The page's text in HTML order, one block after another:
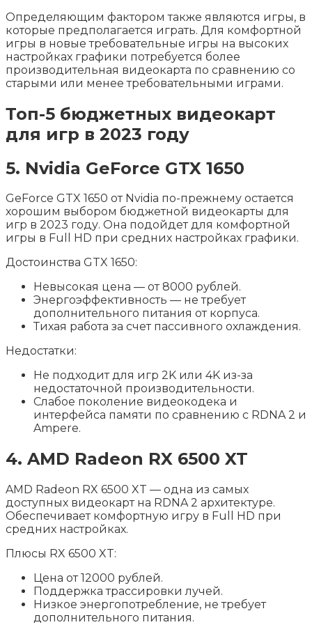
Определяющим фактором также являются игры, в
которые предполагается играть. Для комфортной
игры в новые требовательные игры на высоких
настройках графики потребуется более
производительная видеокарта по сравнению со
старыми или менее требовательными играми.
Топ-5 бюджетных видеокарт
для игр в 2023 году
5. Nvidia GeForce GTX 1650
GeForce GTX 1650 от Nvidia по-прежнему остается
хорошим выбором бюджетной видеокарты для
игр в 2023 году. Она подойдет для комфортной
игры в Full HD при средних настройках графики.
Достоинства GTX 1650:
Невысокая цена — от 8000 рублей.
Энергоэффективность — не требует
дополнительного питания от корпуса.
Тихая работа за счет пассивного охлаждения.
Недостатки:
Не подходит для игр 2K или 4K из-за
недостаточной производительности.
Слабое поколение видеокодека и
интерфейса памяти по сравнению с RDNA 2 и
Ampere.
4. AMD Radeon RX 6500 XT
AMD Radeon RX 6500 XT — одна из самых
доступных видеокарт на RDNA 2 архитектуре.
Обеспечивает комфортную игру в Full HD при
средних настройках.
Плюсы RX 6500 XT:
Цена от 12000 рублей.
Поддержка трассировки лучей.
Низкое энергопотребление, не требует
дополнительного питания.